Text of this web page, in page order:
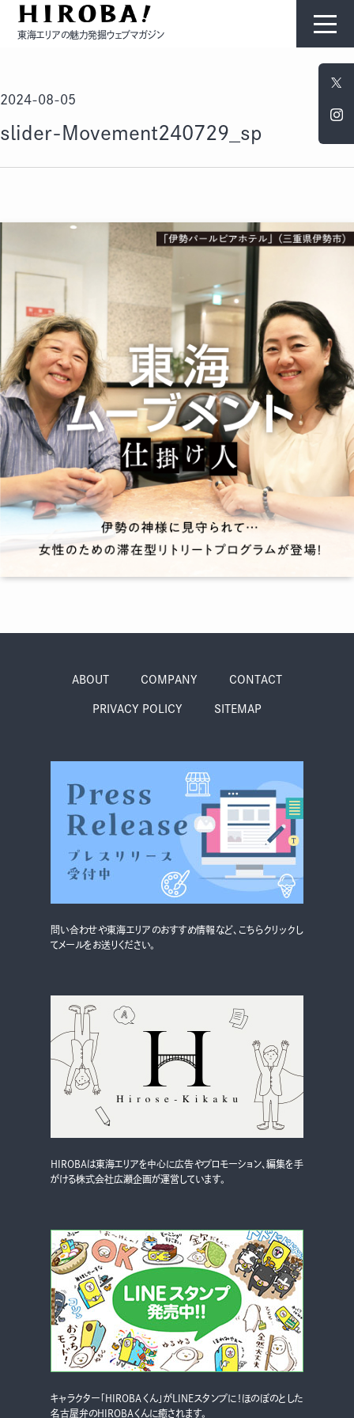
東海エリアの魅力発掘ウェブマガジン
コンテンツ
季節・まち まち・スポット
ノスタルジック
さんぽ
体験
グルメ・まち イベント
お問い合わせ
検索する
2024-08-05
slider-Movement240729_sp
ABOUT COMPANY CONTACT
PRIVACY POLICY SITEMAP
問い合わせや東海エリアのおすすめ情報など、こちらクリックし
てメールをお送りください。
HIROBAは東海エリアを中心に広告やプロモーション、編集を手
がける株式会社広瀬企画が運営しています。
キャラクター「HIROBAくん」がLINEスタンプに！ほのぼのとした
名古屋弁のHIROBAくんに癒されます。